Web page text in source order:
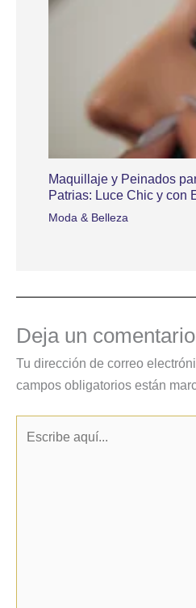
Maquillaje y Peinados
Patrias: Luce Chic y con
Moda & Belleza
Deja un comentario
Tu dirección de correo
campos obligatorios están